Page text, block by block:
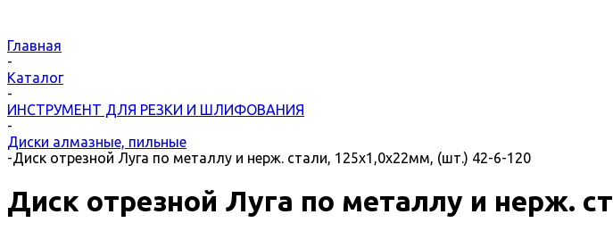
Главная
-
Каталог
-
ИНСТРУМЕНТ ДЛЯ РЕЗКИ И ШЛИФОВАНИЯ
-
Диски алмазные, пильные
-Диск отрезной Луга по металлу и нерж. стали, 125х1,0х22мм, (шт.) 42-6-120
Диск отрезной Луга по металлу и нерж.